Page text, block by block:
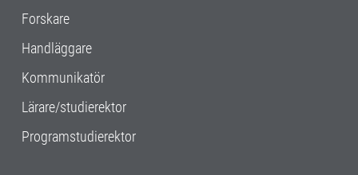
Forskare
Handläggare
Kommunikatör
Lärare/studierektor
Programstudierektor